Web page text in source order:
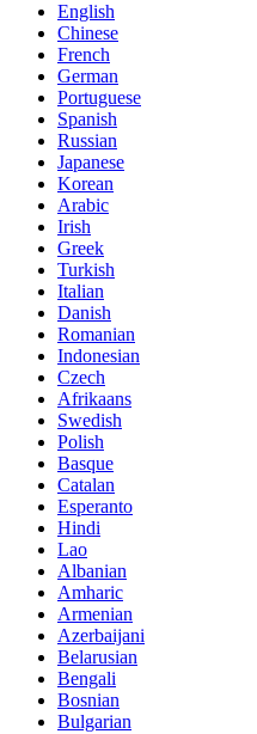
English
Chinese
French
German
Portuguese
Spanish
Russian
Japanese
Korean
Arabic
Irish
Greek
Turkish
Italian
Danish
Romanian
Indonesian
Czech
Afrikaans
Swedish
Polish
Basque
Catalan
Esperanto
Hindi
Lao
Albanian
Amharic
Armenian
Azerbaijani
Belarusian
Bengali
Bosnian
Bulgarian